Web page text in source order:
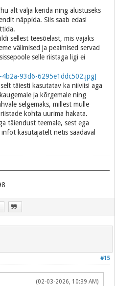
alt välja kerida ning alustuseks
näppida. Siis saab edasi
sellest teesõelast, mis vajaks
välimised ja pealmised servad
selle riistaga ligi ei
täiesti kasutatav ka niiviisi aga
ja kõrgemale ning
selgemaks, millest mulle
kohta uurima hakata.
täiendust teemale, sest ega
kasutajatelt netis saadaval
#15
(02-03-2026, 10:39 AM)